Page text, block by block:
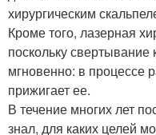
хирургическим
Кроме того, лазерная
поскольку свертывание
мгновенно: в процессе
прижигает ее.
В течение многих лет
знал, для каких целей